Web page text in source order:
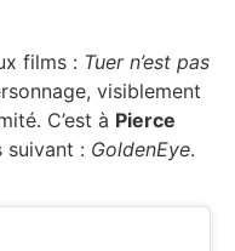
films : Tuer n’est pas
visiblement
C’est à Pierce
suivant : GoldenEye.